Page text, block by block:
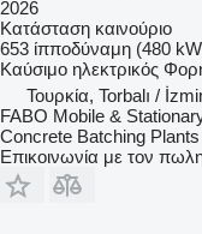
2026
Κατάσταση καινούριο
653 ίπποδύναμη (480
Καύσιμο ηλεκτρικός
Τουρκία, Torbalı /
FABO Mobile &
Concrete Batching
Επικοινωνία με τον